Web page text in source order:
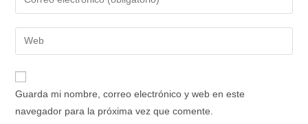
de
usuario
para
comentar
tu
dirección
de
electrónico
para
comentar
Introduce
la
URL
Guarda mi nombre, correo electrónico y web en este
navegador para la próxima vez que comente.